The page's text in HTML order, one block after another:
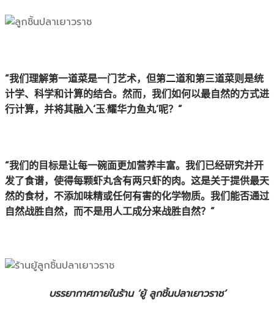
“我们理解第一道菜是一门艺术，但第二道和第三道菜则是统
计学、科学和计算的结合。然而，我们如何以最自然的方式进
行计算，并将其融入‘玉·耀华力鱼丸’呢？”
“我们的目标是让每一碗面更加营养丰富。我们已经研究并开
发了食谱，使得每颗虾丸含有两只虾的肉。这是关于提供最天
然的食材，不添加味精或任何有害的化学物质。我们能否通过
自然战胜自然，而不是用人工成分来战胜自然？”
บรรยากาศภายในร้าน ‘ยู้ ลูกชิ้นปลาเยาวราช’